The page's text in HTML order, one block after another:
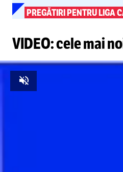
PREGĂTIRI PENTRU LIGA
VIDEO: cele mai
Unmute